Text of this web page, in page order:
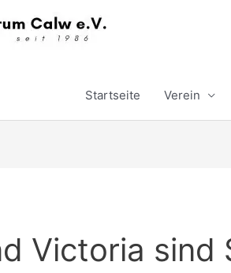
Startseite Verein
Victoria